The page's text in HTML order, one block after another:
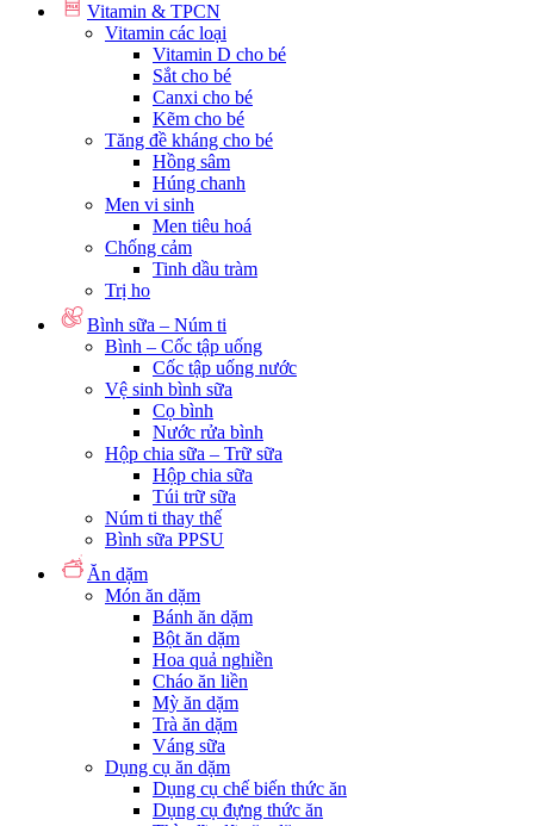
Vitamin & TPCN
Vitamin các loại
Vitamin D cho bé
Sắt cho bé
Canxi cho bé
Kẽm cho bé
Tăng đề kháng cho bé
Hồng sâm
Húng chanh
Men vi sinh
Men tiêu hoá
Chống cảm
Tinh dầu tràm
Trị ho
Bình sữa – Núm ti
Bình – Cốc tập uống
Cốc tập uống nước
Vệ sinh bình sữa
Cọ bình
Nước rửa bình
Hộp chia sữa – Trữ sữa
Hộp chia sữa
Túi trữ sữa
Núm ti thay thế
Bình sữa PPSU
Ăn dặm
Món ăn dặm
Bánh ăn dặm
Bột ăn dặm
Hoa quả nghiền
Cháo ăn liền
Mỳ ăn dặm
Trà ăn dặm
Váng sữa
Dụng cụ ăn dặm
Dụng cụ chế biến thức ăn
Dụng cụ đựng thức ăn